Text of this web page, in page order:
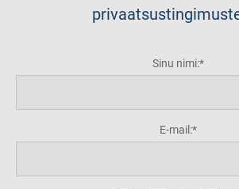
Sinu nimi:
E-mail: